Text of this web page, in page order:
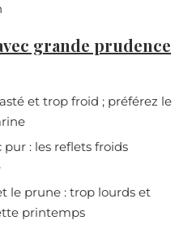
grande prudence
et trop froid ; préférez le
: les reflets froids
le prune : trop lourds et
printemps